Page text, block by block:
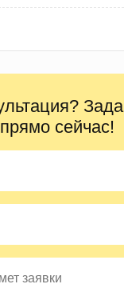
прямо сейчас!